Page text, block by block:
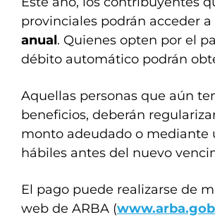
provinciales podrán acceder a
anual. Quienes opten por el
débito automático podrán
Aquellas personas que aún
beneficios, deberán
monto adeudado o
hábiles antes del nuevo
El pago puede realizarse de
web de ARBA (